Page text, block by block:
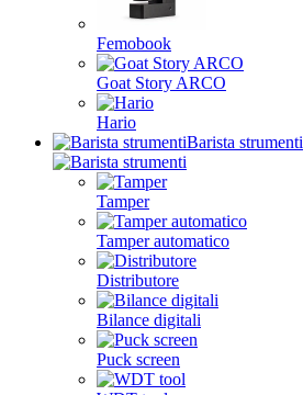
Femobook
Goat Story ARCO
Hario
Barista strumenti
Tamper
Tamper automatico
Distributore
Bilance digitali
Puck screen